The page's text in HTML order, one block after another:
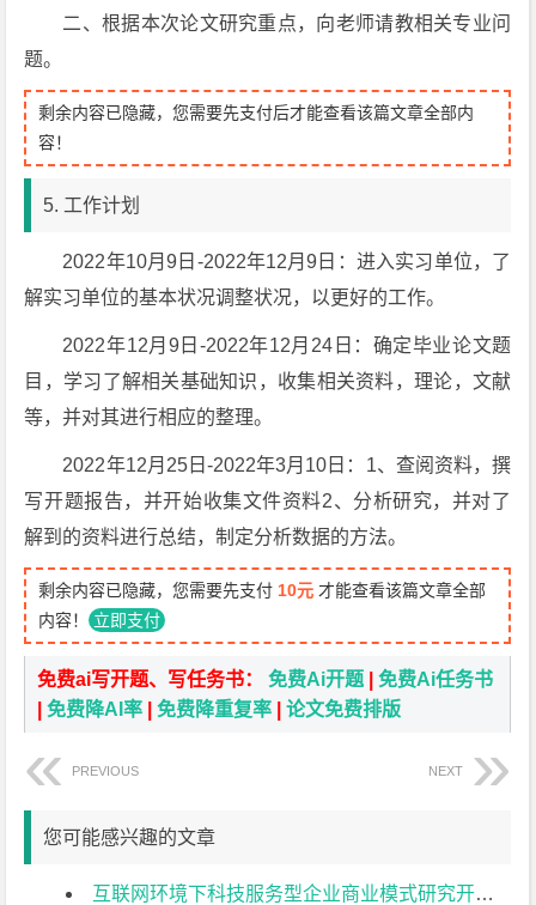
二、根据本次论文研究重点，向老师请教相关专业问
题。
剩余内容已隐藏，您需要先支付后才能查看该篇文章全部内
容！
5. 工作计划
2022年10月9日-2022年12月9日：进入实习单位，了
解实习单位的基本状况调整状况，以更好的工作。
2022年12月9日-2022年12月24日：确定毕业论文题
目，学习了解相关基础知识，收集相关资料，理论，文献
等，并对其进行相应的整理。
2022年12月25日-2022年3月10日：1、查阅资料，撰
写开题报告，并开始收集文件资料2、分析研究，并对了
解到的资料进行总结，制定分析数据的方法。
剩余内容已隐藏，您需要先支付 10元 才能查看该篇文章全部
内容！ 立即支付
免费ai写开题、写任务书：免费Ai开题 |免费Ai任务书
|免费降AI率 |免费降重复率 |论文免费排版
PREVIOUS NEXT
您可能感兴趣的文章
互联网环境下科技服务型企业商业模式研究开题报告